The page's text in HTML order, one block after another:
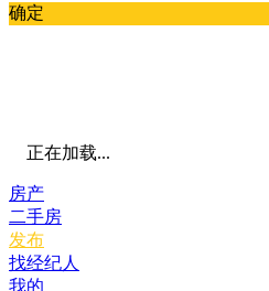
确定
正在加载...
房产
二手房
发布
找经纪人
我的